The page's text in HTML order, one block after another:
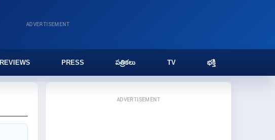
ADVERTISEMENT
REVIEWS PRESS పత్రికలు TV భక్తి
ADVERTISEMENT